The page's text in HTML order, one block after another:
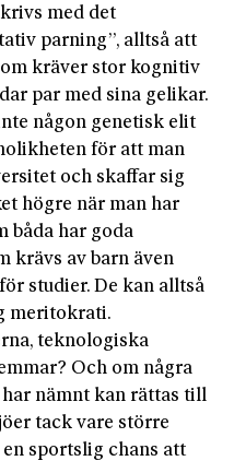
med det
parning”, alltså att
kräver stor kognitiv
par med sina gelikar.
någon genetisk elit
för att man
och skaffar sig
högre när man har
båda har goda
krävs av barn även
studier. De kan alltså
meritokrati.
teknologiska
Och om några
nämnt kan rättas till
tack vare större
sportslig chans att